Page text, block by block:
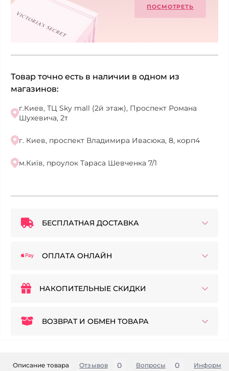
ПОСМОТРЕТЬ
Товар точно есть в наличии в одном из
магазинов:
г.Киев, ТЦ Sky mall (2й этаж), Проспект Романа
Шухевича, 2т
г. Киев, проспект Владимира Ивасюка, 8, корп4
м.Київ, проулок Тараса Шевченка 7/1
БЕСПЛАТНАЯ ДОСТАВКА
ОПЛАТА ОНЛАЙН
НАКОПИТЕЛЬНЫЕ СКИДКИ
ВОЗВРАТ И ОБМЕН ТОВАРА
Описание товара Отзывов 0 Вопросы 0